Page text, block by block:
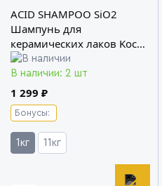
ACID SHAMPOO SiO2
Шампунь для
керамических лаков Koch
Chemie
В наличии: 2 шт
1 299 ₽
Бонусы:
1кг 11кг